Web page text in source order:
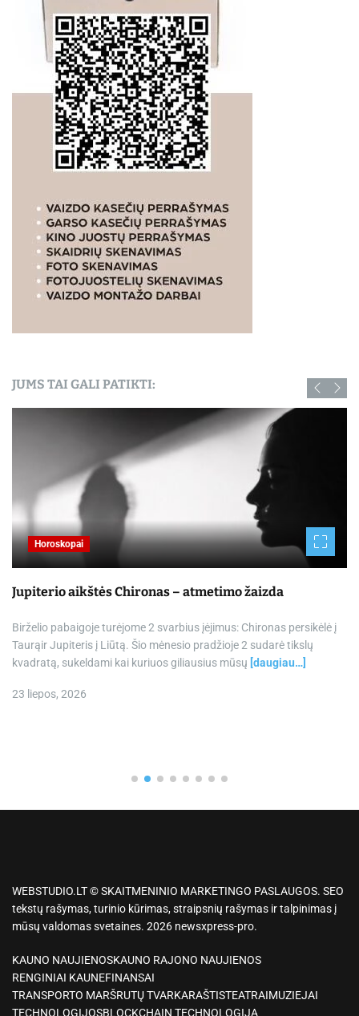
JUMS TAI GALI PATIKTI:
Horoskopai
Jupiterio aikštės Chironas – atmetimo žaizda
Birželio pabaigoje turėjome 2 svarbius įėjimus: Chironas persikėlė į
Taurąir Jupiteris į Liūtą. Šio mėnesio pradžioje 2 sudarė tikslų
kvadratą, sukeldami kai kuriuos giliausius mūsų [daugiau…]
23 liepos, 2026
WEBSTUDIO.LT © SKAITMENINIO MARKETINGO PASLAUGOS. SEO
tekstų rašymas, turinio kūrimas, straipsnių rašymas ir talpinimas į
mūsų valdomas svetaines. 2026 newsxpress-pro.
KAUNO NAUJIENOSKAUNO RAJONO NAUJIENOS
RENGINIAI KAUNEFINANSAI
TRANSPORTO MARŠRUTŲ TVARKARAŠTISTEATRAIMUZIEJAI
TECHNOLOGIJOSBLOCKCHAIN TECHNOLOGIJA